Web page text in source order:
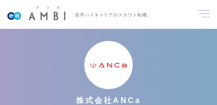
若手ハイキャリアのスカウト転職
株式会社ANCa